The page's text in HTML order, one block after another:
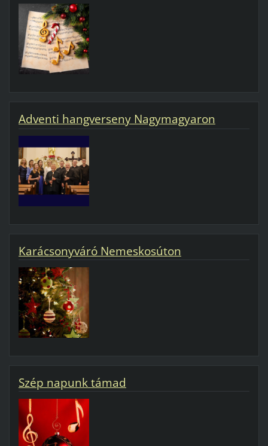
Adventi hangverseny Nagymagyaron
Karácsonyváró Nemeskosúton
Szép napunk támad